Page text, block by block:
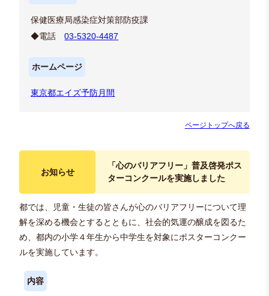
保健医療局感染症対策部防疫課
◆電話03-5320-4487
ホームページ
東京都エイズ予防月間
ページトップへ戻る
お知らせ
「心のバリアフリー」普及啓発ポス
ターコンクールを実施しました
都では、児童・生徒の皆さんが心のバリアフリーについて理
解を深める機会とするとともに、社会的気運の醸成を図るた
め、都内の小学４年生から中学生を対象にポスターコンクー
ルを実施しています。
内容